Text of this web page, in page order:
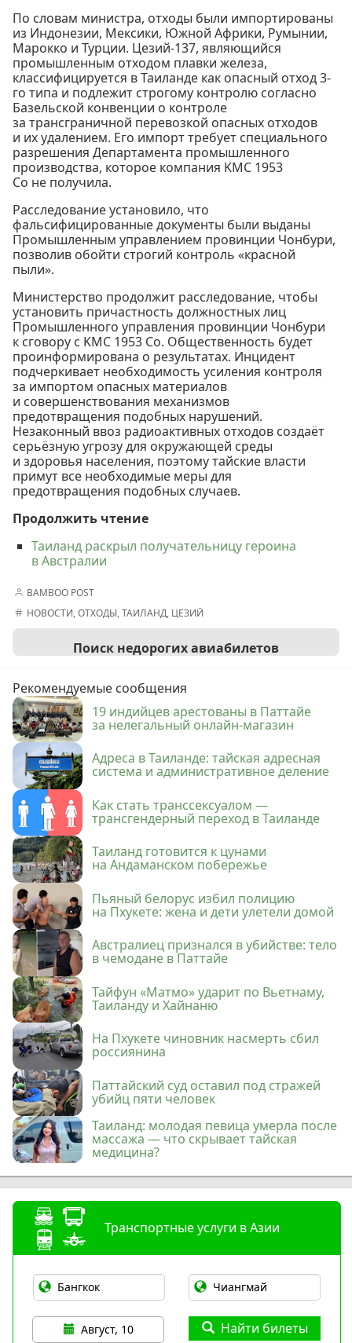
По словам министра, отходы были импортированы
из Индонезии, Мексики, Южной Африки, Румынии,
Марокко и Турции. Цезий-137, являющийся
промышленным отходом плавки железа,
классифицируется в Таиланде как опасный отход 3-
го типа и подлежит строгому контролю согласно
Базельской конвенции о контроле
за трансграничной перевозкой опасных отходов
и их удалением. Его импорт требует специального
разрешения Департамента промышленного
производства, которое компания KMC 1953
Co не получила.
Расследование установило, что
фальсифицированные документы были выданы
Промышленным управлением провинции Чонбури,
позволив обойти строгий контроль «красной
пыли».
Министерство продолжит расследование, чтобы
установить причастность должностных лиц
Промышленного управления провинции Чонбури
к сговору с KMC 1953 Co. Общественность будет
проинформирована о результатах. Инцидент
подчеркивает необходимость усиления контроля
за импортом опасных материалов
и совершенствования механизмов
предотвращения подобных нарушений.
Незаконный ввоз радиоактивных отходов создаёт
серьёзную угрозу для окружающей среды
и здоровья населения, поэтому тайские власти
примут все необходимые меры для
предотвращения подобных случаев.
Продолжить чтение
Таиланд раскрыл получательницу героина
в Австралии
BAMBOO POST
НОВОСТИ,ОТХОДЫ,ТАИЛАНД, ЦЕЗИЙ
Поиск недорогих авиабилетов
Рекомендуемые сообщения
19 индийцев арестованы в Паттайе
за нелегальный онлайн-магазин
Адреса в Таиланде: тайская адресная
система и административное деление
Как стать транссексуалом —
трансгендерный переход в Таиланде
Таиланд готовится к цунами
на Андаманском побережье
Пьяный белорус избил полицию
на Пхукете: жена и дети улетели домой
Австралиец признался в убийстве: тело
в чемодане в Паттайе
Тайфун «Матмо» ударит по Вьетнаму,
Таиланду и Хайнаню
На Пхукете чиновник насмерть сбил
россиянина
Паттайский суд оставил под стражей
убийц пяти человек
Таиланд: молодая певица умерла после
массажа — что скрывает тайская
медицина?
Транспортные услуги в Азии
Август, 10 Найти билеты